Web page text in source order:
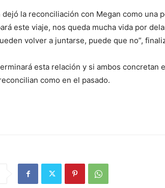
dejó la reconciliación con Megan como una
este viaje, nos queda mucha vida por
volver a juntarse, puede que no”,
esta relación y si ambos concretan
como en el pasado.